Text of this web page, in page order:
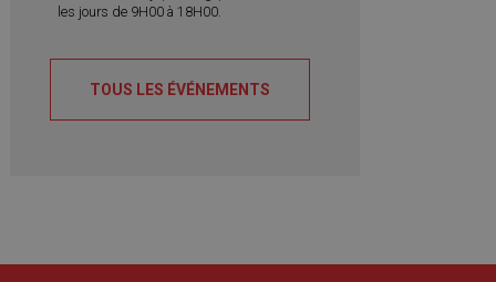
les jours de 9H00 à 18H00.
TOUS LES ÉVÉNEMENTS